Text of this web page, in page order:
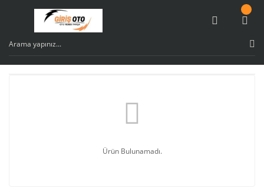
Ürün Bulunamadı.